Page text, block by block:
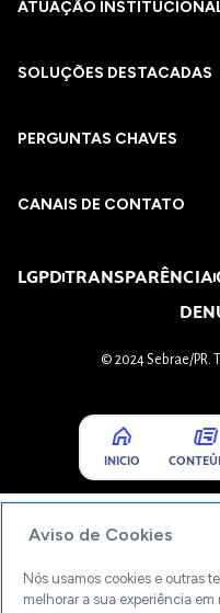
ATUAÇÃO
SOLUÇÕES DESTACADAS
PERGUNTAS CHAVES​
CANAIS DE CONTATO
LGPDTRANSPARÊNCIA
© 2024 Sebrae/PR.
INICIO
Aviso de Cookies
Nós usamos cookies e outras
melhorar a sua experiência